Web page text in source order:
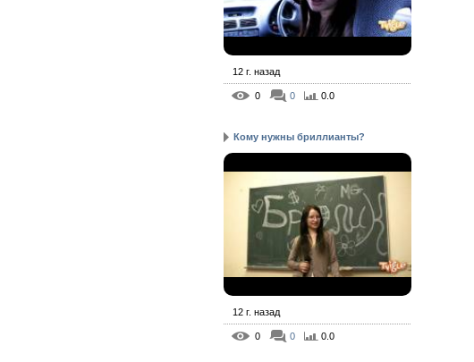
12 г. назад
0 0 0.0
Кому нужны бриллианты?
12 г. назад
0 0 0.0